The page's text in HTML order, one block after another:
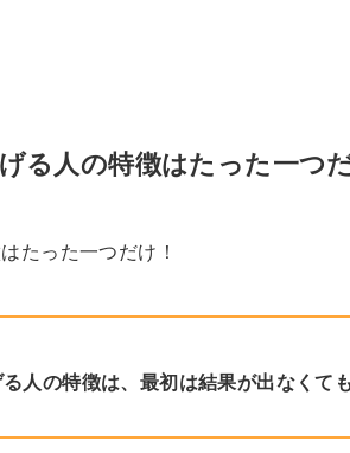
る人の特徴はたった一つ
人の特徴は、最初は結果が出なくて